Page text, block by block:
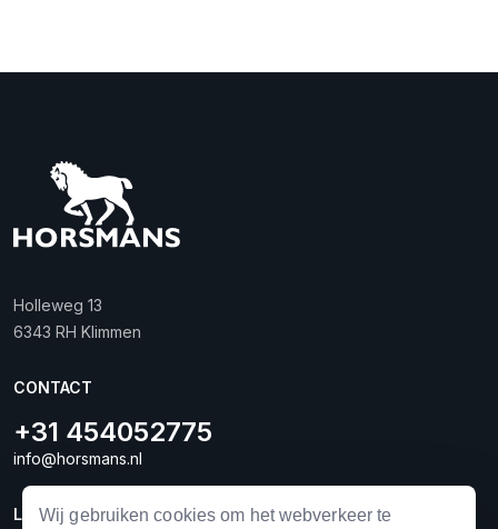
Wij gebruiken cookies om het webverkeer te
Holleweg 13
6343 RH Klimmen
CONTACT
+31 454052775
info@horsmans.nl
LINKS